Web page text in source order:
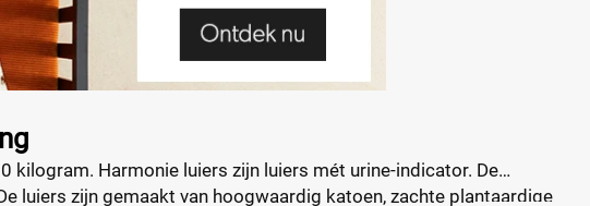
kilogram. Harmonie luiers zijn luiers mét urine-indicator. De
luiers zijn gemaakt van hoogwaardig katoen, zachte plantaardige